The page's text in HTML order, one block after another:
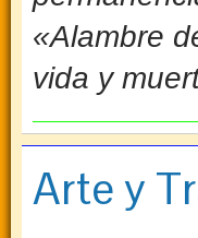
«Alambre
vida y
Arte y